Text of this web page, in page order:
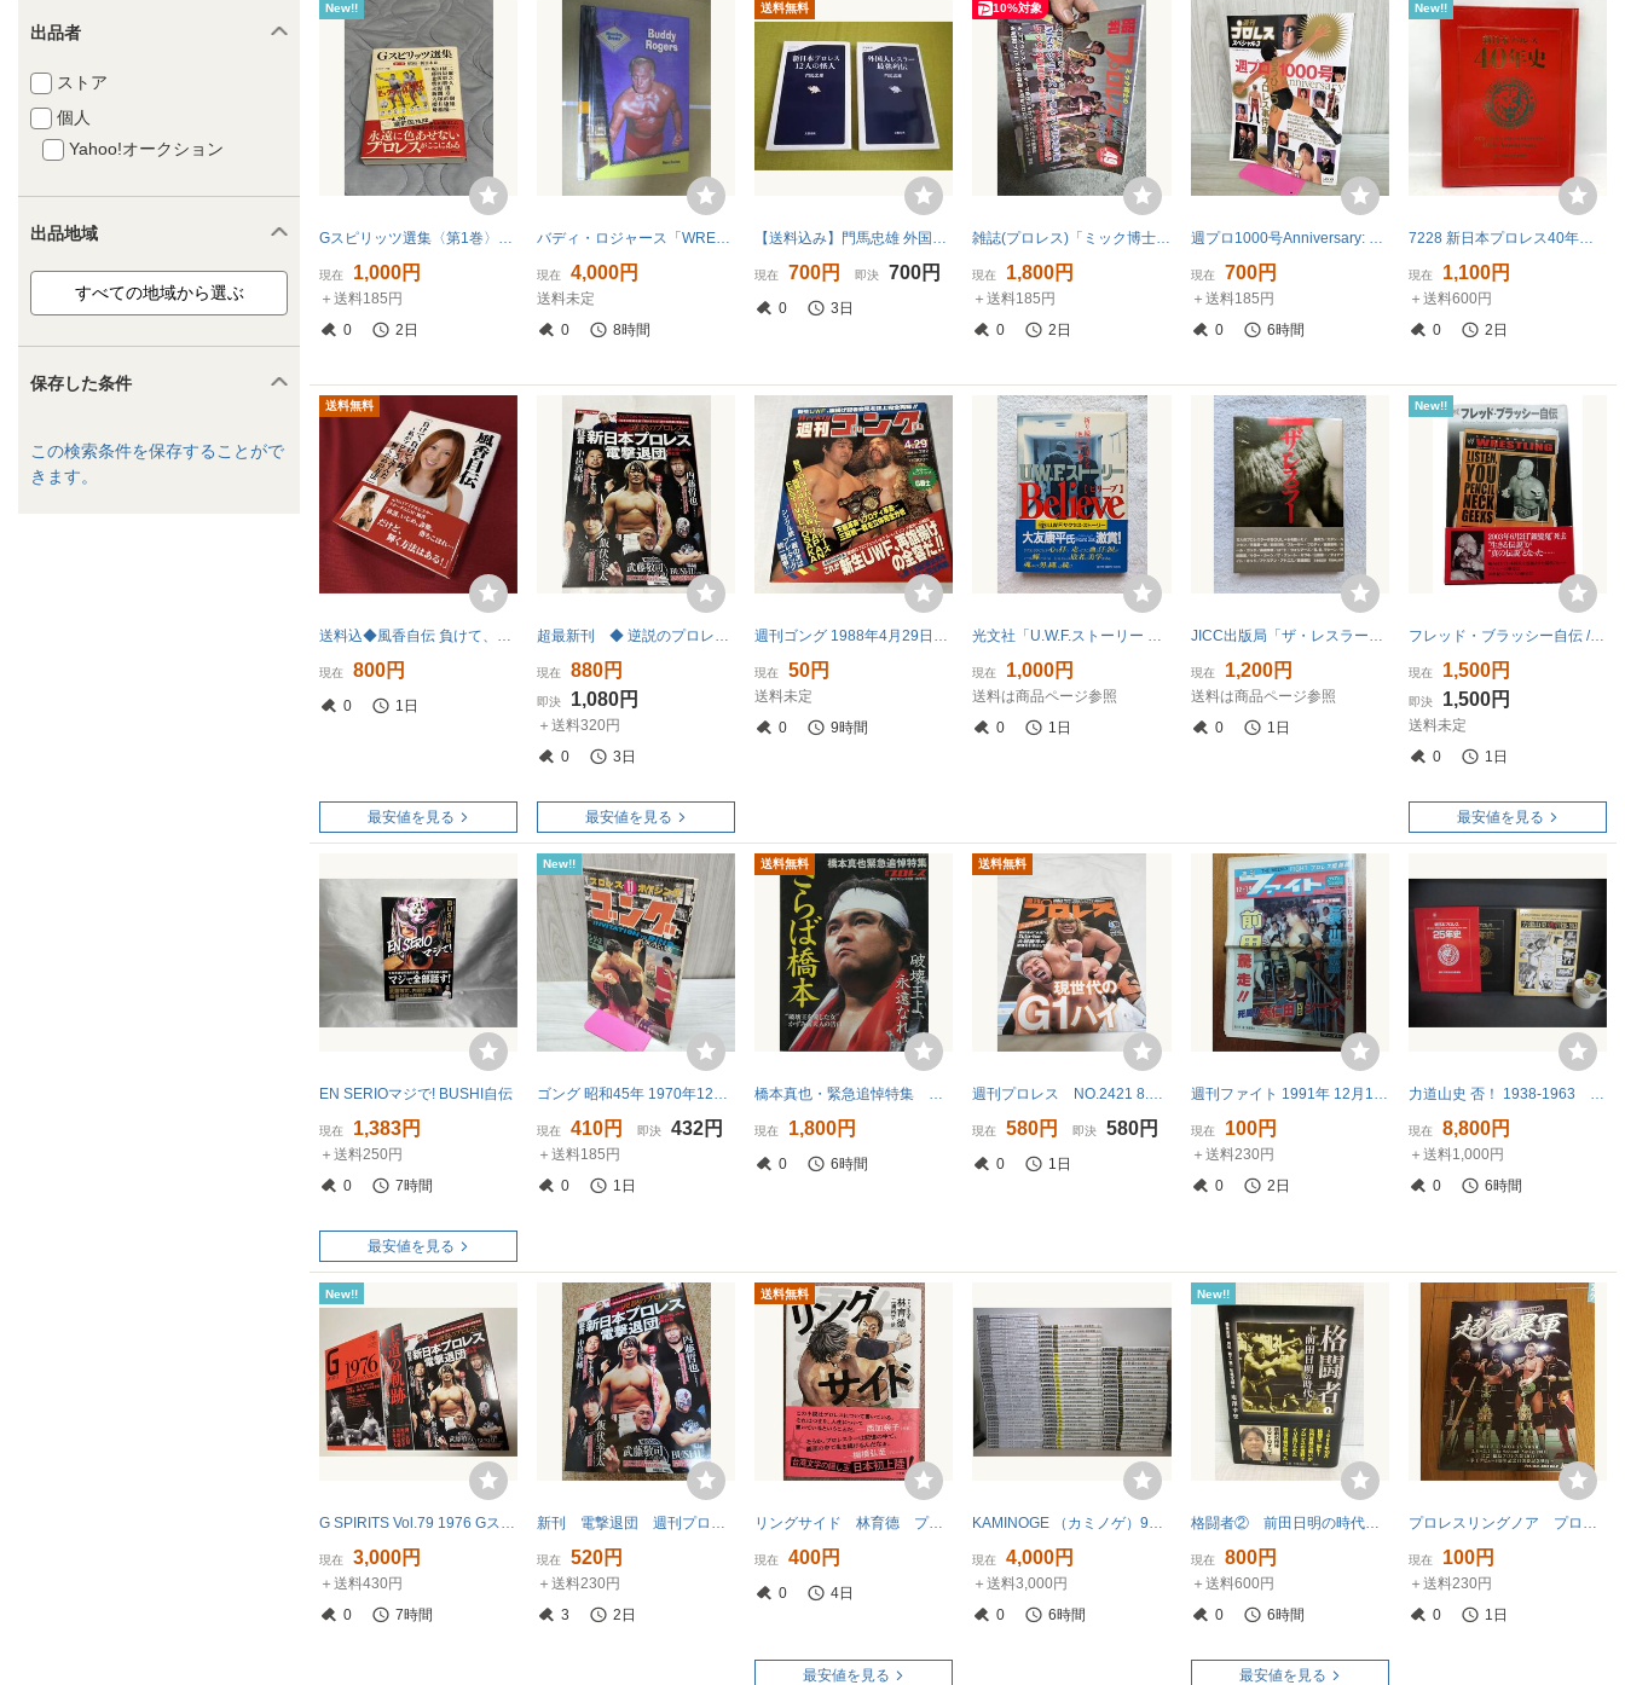
出品者
ストア
個人
Yahoo!オークション
出品地域
保存した条件
この検索条件を保存することがで
きます。
New!!
現在 1,000円
＋送料185円
0
2日
現在 4,000円
送料未定
0
8時間
送料無料
現在 700円 即決 700円
0 3日
10%対象
現在 1,800円
＋送料185円
0
2日
現在 700円
＋送料185円
0
6時間
New!!
7228 新日本プロレス40年史 創立40周年記念愛蔵版 NJPW New Japan Pro-Wrestling 記念本 プロレス
現在 1,100円
＋送料600円
0
2日
送料無料
送料込◆風香自伝 負けて、負けて、輝く～私がプロレスで学んだ輝くための方法◆2013年初版第1刷 帯付◆JDスター スターダム
現在 800円
0 1日
最安値を見る
超最新刊 ◆ 逆説のプロレス vol.27 証言 新日本プロレス「電撃退団」愛と憎しみの舞台裏 ゆうメール
現在 880円
即決 1,080円
＋送料320円
0
3日
最安値を見る
週刊ゴング 1988年4月29日号 No.202 新生UWF旗揚げ記者会見
現在 50円
送料未定
0
9時間
光文社「U.W.F.ストーリー Believe 祈り続けた男たち」佐々木 徹著 第2刷、帯付き 1990年7月25日発行
現在 1,000円
送料は商品ページ参照
0
1日
JICC出版局「ザ・レスラー」渡辺 研著 土井 明 写真 初版、帯付き 1986年7月31日発行
現在 1,200円
送料は商品ページ参照
0
1日
New!!
フレッド・ブラッシー自伝 / 2003年12月 初版 / エンターブレイン / 力道山・馬場・猪木・昭和プロレス
現在 1,500円
即決 1,500円
送料未定
0
1日
最安値を見る
EN SERIOマジで! BUSHI自伝
現在 1,383円
＋送料250円
0
7時間
最安値を見る
New!!
ゴング 昭和45年 1970年12月号 臭い有 200054
現在 410円 即決 432円
＋送料185円
0
1日
送料無料
橋本真也・緊急追悼特集 さらば橋本 破壊王よ、永遠なれ
現在 1,800円
0 6時間
送料無料
週刊プロレス NO.2421 8.12 新日本プロレス
現在 580円 即決 580円
0 1日
週刊ファイト 1991年 12月19日号
現在 100円
＋送料230円
0
2日
力道山史 否！ 1938-1963 仲兼久忠昭/ 新日本プロレス25年史 愛蔵版 102
現在 8,800円
＋送料1,000円
0
6時間
New!!
G SPIRITS Vol.79 1976 Gスピリッツ Vol.80 王道の軌跡 逆説のプロレス Vol.27 電撃退団 ジャイアント馬場 アントニオ猪木 武藤敬司
現在 3,000円
＋送料430円
0
7時間
新刊 電撃退団 週刊プロレス 新日本プロレス 伝説のレスラー勢揃い 永久保存版 プロレス 武藤 内藤 棚橋 スターダム 全日本
現在 520円
＋送料230円
3
2日
送料無料
リングサイド 林育德 プロレス小説 2021年初版 小学館
現在 400円
0 4日
最安値を見る
KAMINOGE （カミノゲ）94冊セット（30号～134号のうち）プロレス 格闘技 サブカル 雑誌 まとめ売り 棚ろ
現在 4,000円
＋送料3,000円
0
6時間
New!!
格闘者② 前田日明の時代 著者：塩澤幸登 発行所：河出書房新社 2016年4月25日 初版発行
現在 800円
＋送料600円
0
6時間
最安値を見る
プロレスリングノア プログラム 2014年 Vol.2
現在 100円
＋送料230円
0
1日